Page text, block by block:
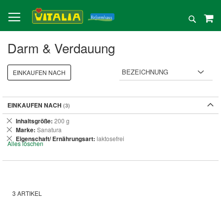
zum
Inhalt
Suche
Darm & Verdauung
3 ARTIKEL
EINKAUFEN NACH
EINKAUFEN NACH
Inhaltsgröße 200 g
Dies
entfernen
Marke Sanatura
Dies
entfernen
Eigenschaft/ Ernährungsart laktosefrei
Dies
entfernen
Alles löschen